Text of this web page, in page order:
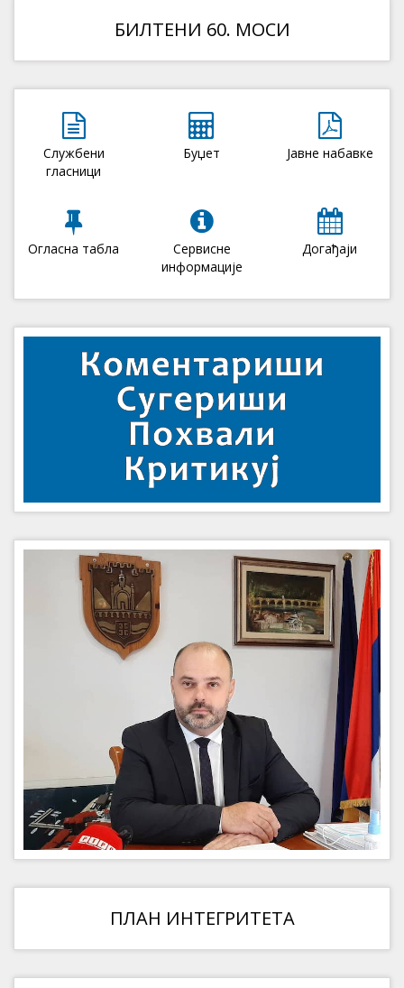
БИЛТЕНИ 60. МОСИ
Службени
гласници
Буџет Јавне набавке
Огласна табла
Сервисне
информације
Догађаји
ПЛАН ИНТЕГРИТЕТА